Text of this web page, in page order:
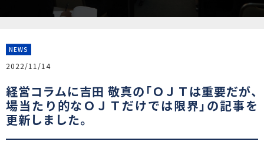
NEWS
2022/11/14
経営コラムに吉田 敬真の「ＯＪＴは重要だが、
場当たり的なＯＪＴだけでは限界」の記事を
更新しました。